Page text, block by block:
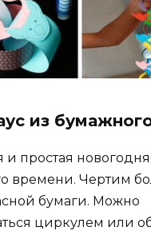
из
и простая
времени. Чертим
бумаги. Можно
циркулем или